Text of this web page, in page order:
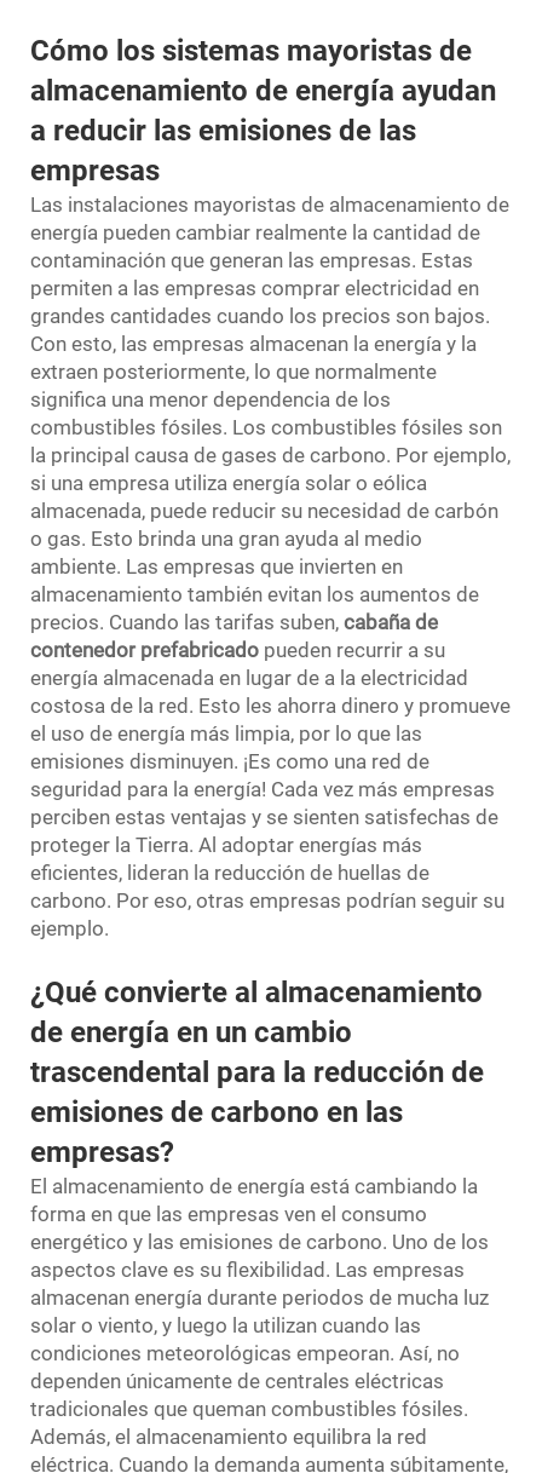
Cómo los sistemas mayoristas de
almacenamiento de energía ayudan
a reducir las emisiones de las
empresas
Las instalaciones mayoristas de almacenamiento de
energía pueden cambiar realmente la cantidad de
contaminación que generan las empresas. Estas
permiten a las empresas comprar electricidad en
grandes cantidades cuando los precios son bajos.
Con esto, las empresas almacenan la energía y la
extraen posteriormente, lo que normalmente
significa una menor dependencia de los
combustibles fósiles. Los combustibles fósiles son
la principal causa de gases de carbono. Por ejemplo,
si una empresa utiliza energía solar o eólica
almacenada, puede reducir su necesidad de carbón
o gas. Esto brinda una gran ayuda al medio
ambiente. Las empresas que invierten en
almacenamiento también evitan los aumentos de
precios. Cuando las tarifas suben, cabaña de
contenedor prefabricado pueden recurrir a su
energía almacenada en lugar de a la electricidad
costosa de la red. Esto les ahorra dinero y promueve
el uso de energía más limpia, por lo que las
emisiones disminuyen. ¡Es como una red de
seguridad para la energía! Cada vez más empresas
perciben estas ventajas y se sienten satisfechas de
proteger la Tierra. Al adoptar energías más
eficientes, lideran la reducción de huellas de
carbono. Por eso, otras empresas podrían seguir su
ejemplo.
¿Qué convierte al almacenamiento
de energía en un cambio
trascendental para la reducción de
emisiones de carbono en las
empresas?
El almacenamiento de energía está cambiando la
forma en que las empresas ven el consumo
energético y las emisiones de carbono. Uno de los
aspectos clave es su flexibilidad. Las empresas
almacenan energía durante periodos de mucha luz
solar o viento, y luego la utilizan cuando las
condiciones meteorológicas empeoran. Así, no
dependen únicamente de centrales eléctricas
tradicionales que queman combustibles fósiles.
Además, el almacenamiento equilibra la red
eléctrica. Cuando la demanda aumenta súbitamente,